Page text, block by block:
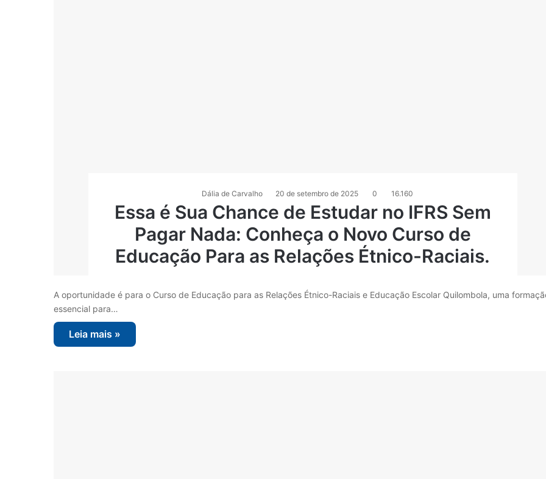
Dália de Carvalho 20 de setembro de 2025 0 16.160
Essa é Sua Chance de Estudar no IFRS Sem
Pagar Nada: Conheça o Novo Curso de
Educação Para as Relações Étnico-Raciais.
A oportunidade é para o Curso de Educação para as Relações Étnico-Raciais e Educação Escolar Quilombola, uma
essencial para…
Leia mais »